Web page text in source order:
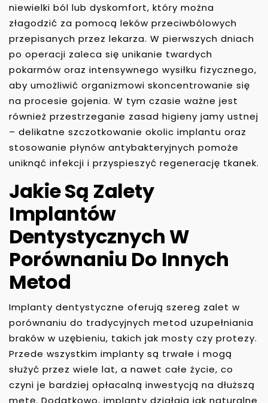
niewielki ból lub dyskomfort, który można
złagodzić za pomocą leków przeciwbólowych
przepisanych przez lekarza. W pierwszych dniach
po operacji zaleca się unikanie twardych
pokarmów oraz intensywnego wysiłku fizycznego,
aby umożliwić organizmowi skoncentrowanie się
na procesie gojenia. W tym czasie ważne jest
również przestrzeganie zasad higieny jamy ustnej
– delikatne szczotkowanie okolic implantu oraz
stosowanie płynów antybakteryjnych pomoże
uniknąć infekcji i przyspieszyć regenerację tkanek.
Jakie Są Zalety
Implantów
Dentystycznych W
Porównaniu Do Innych
Metod
Implanty dentystyczne oferują szereg zalet w
porównaniu do tradycyjnych metod uzupełniania
braków w uzębieniu, takich jak mosty czy protezy.
Przede wszystkim implanty są trwałe i mogą
służyć przez wiele lat, a nawet całe życie, co
czyni je bardziej opłacalną inwestycją na dłuższą
metę. Dodatkowo, implanty działają jak naturalne